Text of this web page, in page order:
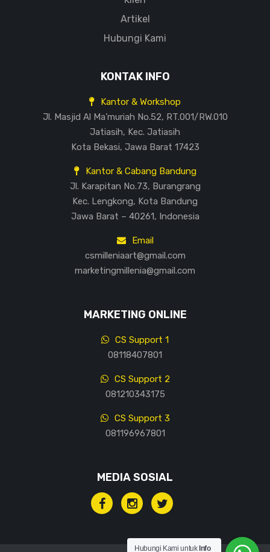
Artikel
Hubungi Kami
KONTAK INFO
Kantor & Workshop
Jl. Masjid Al Ma’muriah No.52, RT.001/RW.010
Jatiasih, Kec. Jatiasih
Kota Bekasi, Jawa Barat 17423
Kantor & Cabang Bandung
Jl. Karapitan No.73, Burangrang
Kec. Lengkong, Kota Bandung
Jawa Barat – 40261, Indonesia
Email
csmilleniaart@gmail.com
marketingmillenia@gmail.com
MARKETING ONLINE
CS Support 1
08118407801
CS Support 2
081210343175
CS Support 3
081196967801
MEDIA SOSIAL
Hubungi Kami untuk Info